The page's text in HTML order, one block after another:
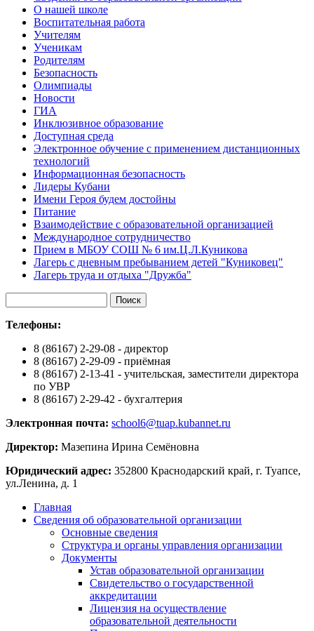
О нашей школе
Воспитательная работа
Учителям
Ученикам
Родителям
Безопасность
Олимпиады
Новости
ГИА
Инклюзивное образование
Доступная среда
Электронное обучение с применением дистанционных
технологий
Информационная безопасность
Лидеры Кубани
Имени Героя будем достойны
Питание
Взаимодействие с образовательной организацией
Международное сотрудничество
Прием в МБОУ СОШ № 6 им.Ц.Л.Куникова
Лагерь с дневным пребыванием детей "Куниковец"
Лагерь труда и отдыха "Дружба"
Телефоны:
8 (86167) 2-29-08 - директор
8 (86167) 2-29-09 - приёмная
8 (86167) 2-13-41 - учительская, заместители директора
по УВР
8 (86167) 2-29-42 - бухгалтерия
Электронная почта: school6@tuap.kubannet.ru
Директор: Мазепина Ирина Семёновна
Юридический адрес: 352800 Краснодарский край, г. Туапсе,
ул.Ленина, д. 1
Главная
Сведения об образовательной организации
Основные сведения
Структура и органы управления организации
Документы
Устав образовательной организации
Свидетельство о государственной
аккредитации
Лицензия на осуществление
образовательной деятельности